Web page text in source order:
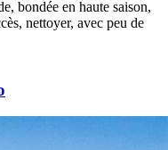
bondée en haute saison,
nettoyer, avec peu de